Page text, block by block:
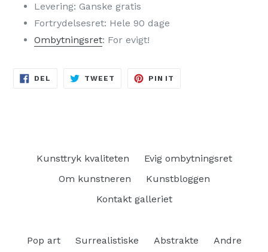
Levering: Ganske gratis
Fortrydelsesret: Hele 90 dage
Ombytningsret: For evigt!
DEL TWEET TWEET
PIN IT
Kunsttryk kvaliteten
Evig ombytningsret
Om kunstneren
Kunstbloggen
Kontakt galleriet
Pop art Surrealistiske Abstrakte Andre